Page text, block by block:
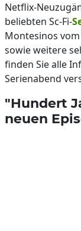
Netflix-
beliebten Sc-Fi-
Montesinos vom
sowie weitere
finden Sie alle
Serienabend
"Hundert
neuen